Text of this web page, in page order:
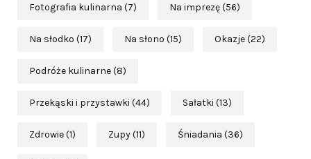
Fotografia kulinarna (7) Na imprezę(56)
Na słodko (17) Na słono (15) Okazje(22)
Podróże kulinarne(8)
Przekąski i przystawki (44) Sałatki (13)
Zdrowie(1) Zupy(11) Śniadania (36)